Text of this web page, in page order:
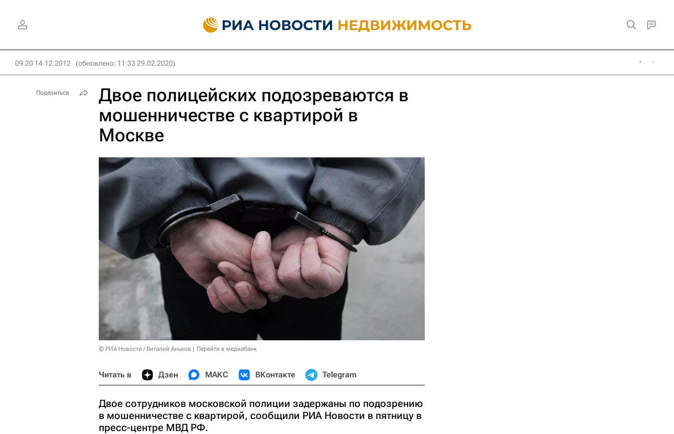
09:20 14.12.2012 (обновлено: 11:33 29.02.2020)
Двое полицейских подозреваются в
мошенничестве с квартирой в
Москве
© РИА Новости / Виталий Аньков Перейти в медиабанк
Читать в Дзен МАКС ВКонтакте Telegram
Двое сотрудников московской полиции задержаны по подозрению
в мошенничестве с квартирой, сообщили РИА Новости в пятницу в
пресс-центре МВД РФ.
Поделиться